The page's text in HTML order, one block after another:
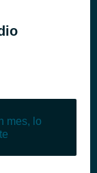
mes, lo